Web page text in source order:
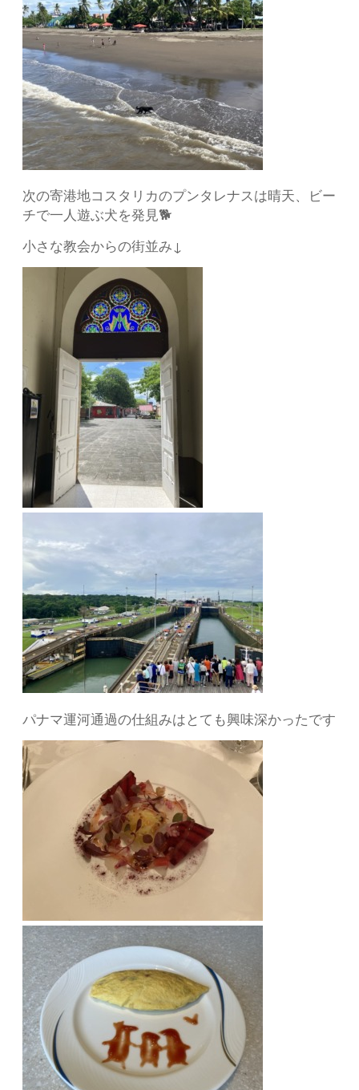
次の寄港地コスタリカのプンタレナスは晴天、ビー
チで一人遊ぶ犬を発見🐕
小さな教会からの街並み↓
パナマ運河通過の仕組みはとても興味深かったです